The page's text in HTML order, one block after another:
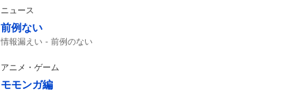
ニュース
前例ない
情報漏えい 前例のない
アニメ・ゲーム
モモンガ編